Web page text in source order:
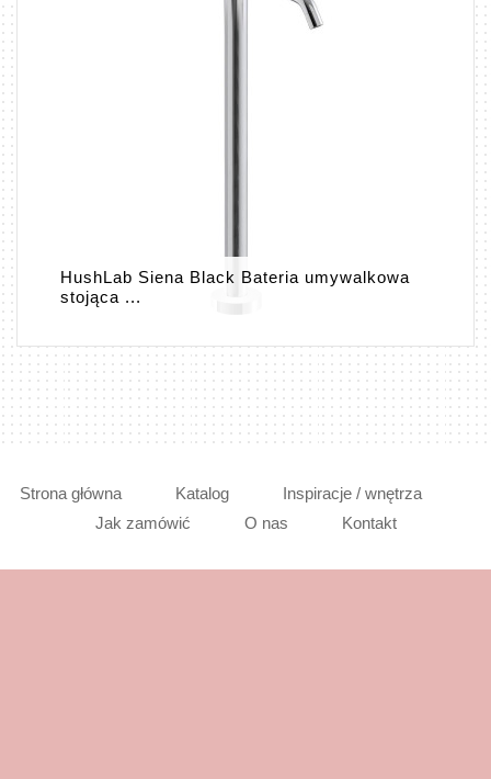
HushLab Siena Black Bateria umywalkowa
stojąca ...
Strona główna Katalog
Inspiracje / wnętrza
Jak zamówić
O nas Kontakt